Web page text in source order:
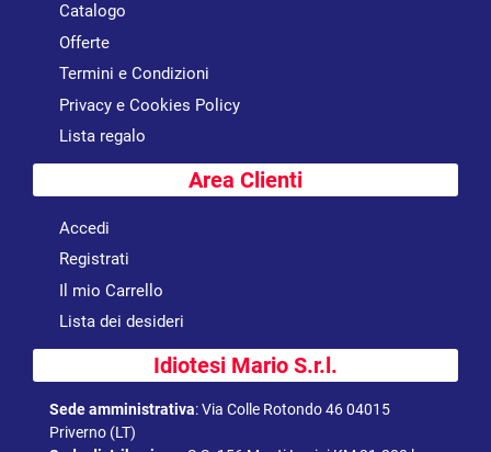
Catalogo
Offerte
Termini e Condizioni
Privacy e Cookies Policy
Lista regalo
Area Clienti
Accedi
Registrati
Il mio Carrello
Lista dei desideri
Idiotesi Mario S.r.l.
Sede amministrativa:Via Colle Rotondo 46 04015
Priverno (LT)